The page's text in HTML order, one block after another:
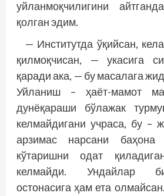
уйланмоқчилигини
қолган эдим.
— Институтда ўқийсан,
қилмоқчисан, — укасига
қаради ака, — бу масалага
Уйланиш – ҳаёт-мамот
дунёқараши бўлажак
келмайдигани учраса, бу –
арзимас нарсани
кўтаришни одат
келмайди. Ундайлар
остонасига ҳам ета